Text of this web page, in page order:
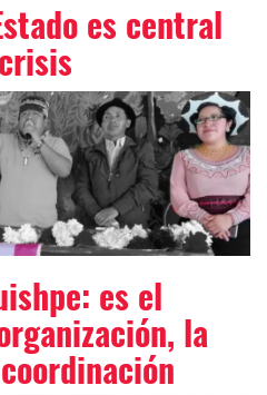
es central
es el
la